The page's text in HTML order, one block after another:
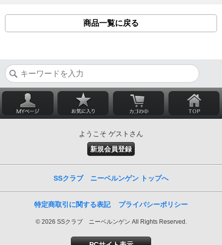
商品一覧に戻る
ようこそ ゲストさん
新規会員登録
SSクラブ ニーベルンゲン トップへ
特定商取引に関する表記 プライバシーポリシー
© 2026 SSクラブ ニーベルンゲン All Rights Reserved.